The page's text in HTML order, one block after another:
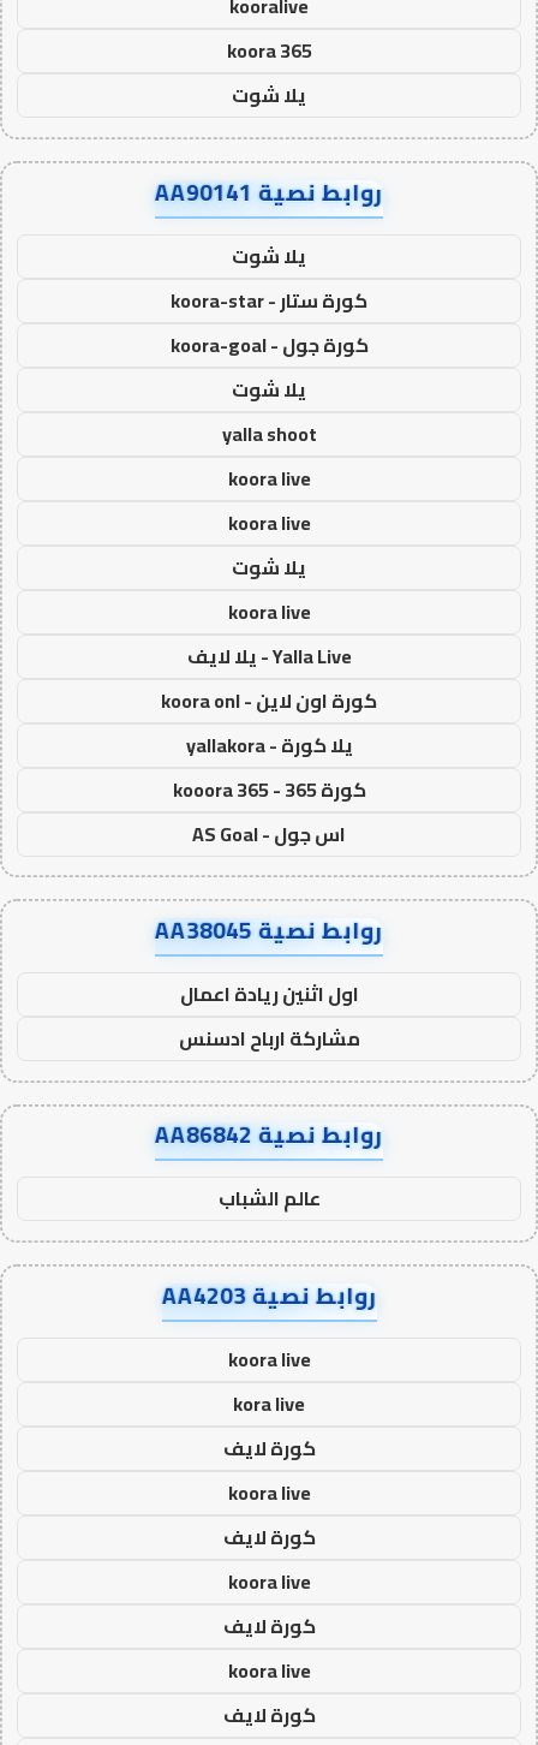
koora 365
يلا شوت
روابط نصية AA90141
يلا شوت
كورة ستار - koora-star
كورة جول - koora-goal
يلا شوت
yalla shoot
koora live
koora live
يلا شوت
koora live
Yalla Live - يلا لايف
كورة اون لاين - koora onl
يلا كورة - yallakora
كورة 365 - kooora 365
اس جول - AS Goal
روابط نصية AA38045
اول اثنين ريادة اعمال
مشاركة ارباح ادسنس
روابط نصية AA86842
عالم الشباب
روابط نصية AA4203
koora live
kora live
كورة لايف
koora live
كورة لايف
koora live
كورة لايف
koora live
كورة لايف